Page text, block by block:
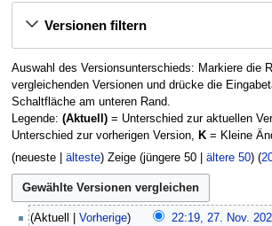
Navigation
Suche Versionen filtern
Auswahl des Versionsunterschieds: Markiere die
vergleichenden Versionen und drücke die
Schaltfläche am unteren Rand.
Legende: (Aktuell)= Unterschied zur aktuellen
Unterschied zur vorherigen Version, K= Kleine
(neueste| älteste) Zeige (jüngere 50| ältere 50) (
Aktuell Vorherige 22:19, 27. Nov.